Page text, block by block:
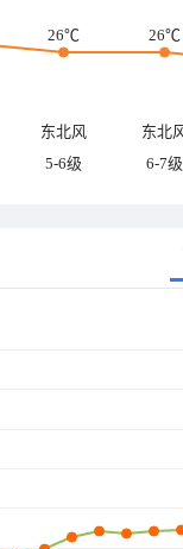
26℃ 26℃
东北风
东北
5-6级 6-7级